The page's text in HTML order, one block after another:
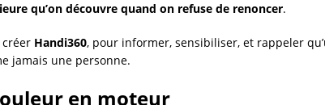
qu’on découvre quand on refuse de renoncer.
créer Handi360, pour informer, sensibiliser, et rappeler
jamais une personne.
en moteur